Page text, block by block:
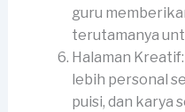
guru
terutamanya
Halaman
lebih personal
puisi, dan karya